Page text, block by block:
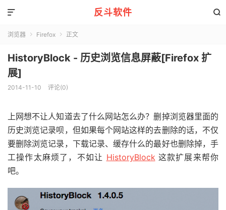
反斗软件 

浏览器  Firefox  正文
HistoryBlock - 历史浏览信息屏蔽[Firefox 扩
展]
2014-11-10 评论(0)
上网想不让人知道去了什么网站怎么办？删掉浏览器里面的
历史浏览记录呗，但如果每个网站这样的去删除的话，不仅
要删除浏览记录，下载记录、缓存什么的最好也删除掉，手
工操作太麻烦了，不如让 HistoryBlock这款扩展来帮你
吧。